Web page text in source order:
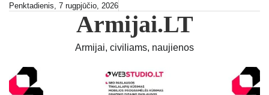
SkipPenktadienis, 7 rugpjūčio, 2026
Armijai.LT
Armijai, civiliams, naujienos